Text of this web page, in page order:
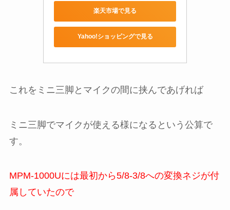
楽天市場で見る
Yahoo!ショッピングで見る
これをミニ三脚とマイクの間に挟んであげれば
ミニ三脚でマイクが使える様になるという公算で
す。
MPM-1000Uには最初から5/8-3/8への変換ネジが付
属していたので